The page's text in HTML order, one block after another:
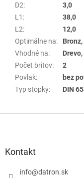
D2:
3,0
L1 :
38,0
L2:
12,0
Optimálne na:
Vhodné na:
Počet britov:
2
Povlak:
bez
Typ stopky: DIN
Kontakt
info@datron.sk